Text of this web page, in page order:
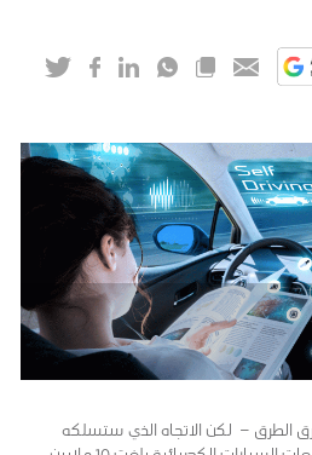
الطرق – لكن الاتجاه الذي ستسلكه